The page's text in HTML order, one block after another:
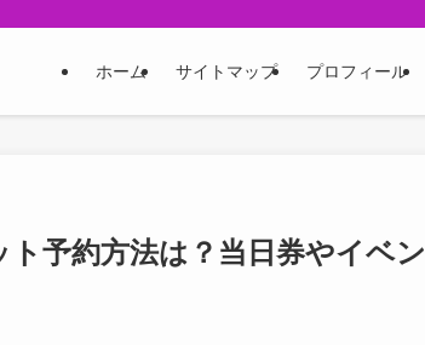
ホーム サイトマップ プロフィール
予約方法は？当日券やイベン